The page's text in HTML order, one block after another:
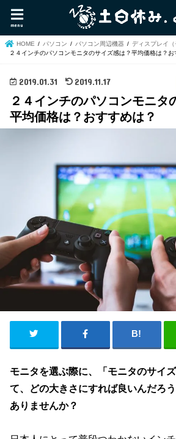
menu
HOME パソコン パソコン周辺機器
ディスプレイ（
２４インチのパソコンモニタのサイズ感は？平均価格は？お
2019.01.31 2019.11.17
２４インチのパソコンモニタ
平均価格は？おすすめは？
モニタを選ぶ際に、「モニタのサイ
て、どの大きさにすれば良いんだろ
ありませんか？